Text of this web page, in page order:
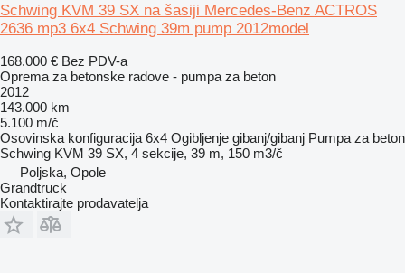
Schwing KVM 39 SX na šasiji Mercedes-Benz ACTROS
2636 mp3 6x4 Schwing 39m pump 2012model
168.000 € Bez PDV-a
Oprema za betonske radove - pumpa za beton
2012
143.000 km
5.100 m/č
Osovinska konfiguracija 6x4 Ogibljenje gibanj/gibanj Pumpa za beton
Schwing KVM 39 SX, 4 sekcije, 39 m, 150 m3/č
Poljska, Opole
Grandtruck
Kontaktirajte prodavatelja